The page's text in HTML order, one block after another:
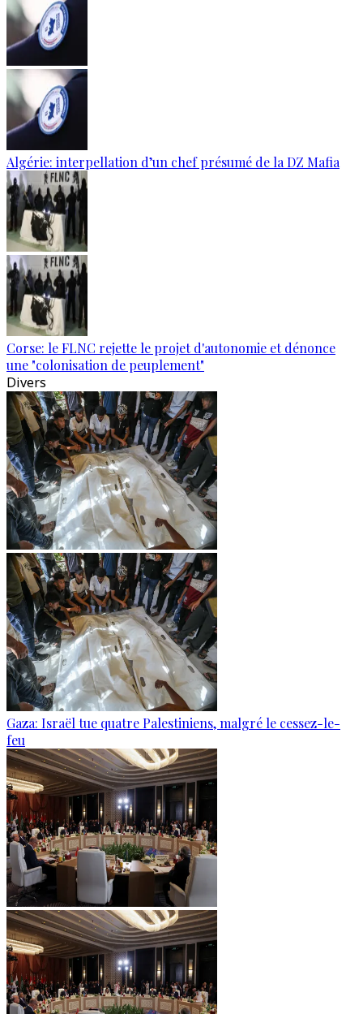
Algérie: interpellation d’un chef présumé de la DZ Mafia
Corse: le FLNC rejette le projet d'autonomie et dénonce
une "colonisation de peuplement"
Divers
Gaza: Israël tue quatre Palestiniens, malgré le cessez-le-
feu